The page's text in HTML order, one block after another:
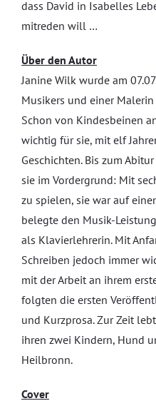
dass David in Isabelles
mitreden will …
Über den Autor
Janine Wilk wurde am
Musikers und einer
Schon von Kindesbeinen
wichtig für sie, mit elf
Geschichten. Bis zum
sie im Vordergrund: Mit
zu spielen, sie war auf
belegte den Musik-
als Klavierlehrerin. Mit
Schreiben jedoch immer
mit der Arbeit an ihrem
folgten die ersten
und Kurzprosa. Zur Zeit
ihren zwei Kindern, Hund
Heilbronn.
Cover